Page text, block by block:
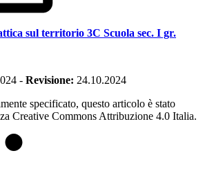
sul territorio 3C Scuola sec. I gr.
- Revisione: 24.10.2024
specificato, questo articolo è stato
Creative Commons Attribuzione 4.0 Italia.